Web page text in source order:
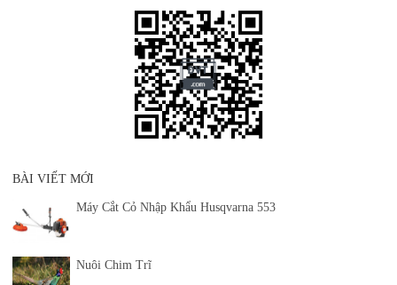
BÀI VIẾT MỚI
Máy Cắt Cỏ Nhập Khẩu Husqvarna 553
Nuôi Chim Trĩ